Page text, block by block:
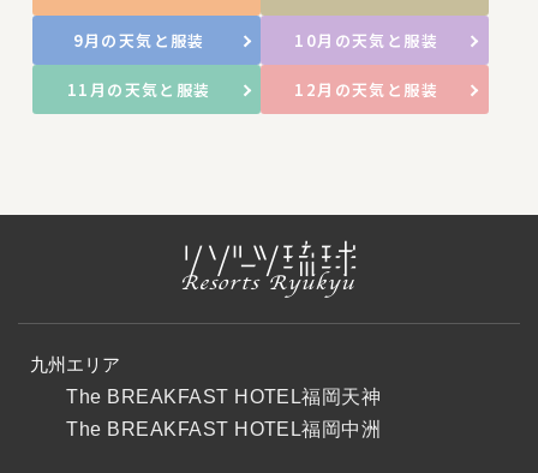
9月の天気と服装 10月の天気と服装
11月の天気と服装 12月の天気と服装
九州エリア
The BREAKFAST HOTEL福岡天神
The BREAKFAST HOTEL福岡中洲